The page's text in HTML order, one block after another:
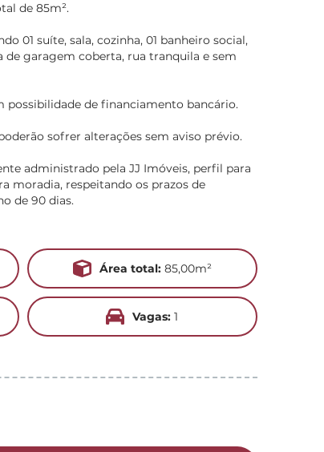
de 85m².
01 suíte, sala, cozinha, 01 banheiro social,
de garagem coberta, rua tranquila e sem
possibilidade de financiamento bancário.
sofrer alterações sem aviso prévio.
administrado pela JJ Imóveis, perfil para
moradia, respeitando os prazos de
de 90 dias.
Área total:85,00m²
Vagas: 1